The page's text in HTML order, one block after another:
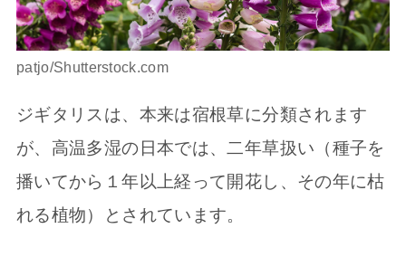
patjo/Shutterstock.com
ジギタリスは、本来は宿根草に分類されます
が、高温多湿の日本では、二年草扱い（種子を
播いてから１年以上経って開花し、その年に枯
れる植物）とされています。